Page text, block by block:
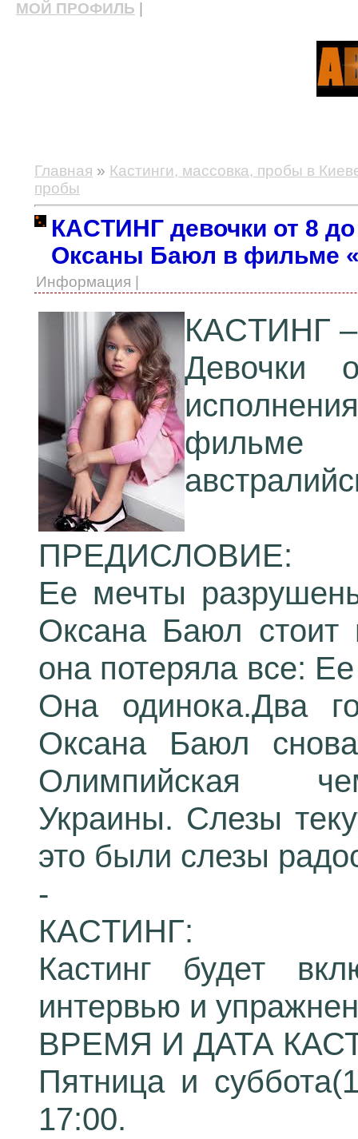
МОЙ ПРОФИЛЬ
Главная » Кастинги, массовка, пробы в
пробы
КACTИНГ девочки от 8
Оксаны Баюл в фильме
Информация |
КACTИНГ
ПРЕДИСЛОВИЕ:
Ее мечты
Оксана Баюл
она потеряла все:
Она одинока.Два
Оксана Баюл
Олимпийская
Украины. Слезы
это были слезы
-
КACTИНГ:
Кастинг будет
интервью и
ВРЕМЯ И ДАТА
Пятница и
17:00.